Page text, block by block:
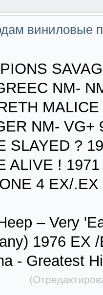
виниловые
NM-
NM- VG+
SLAYED ?
ALIVE !
4 EX/.EX
‎– Very
1976 EX
- Greatest